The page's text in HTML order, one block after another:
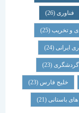
(26)
(25)
(24)
(23)
فارس(23)
(21)